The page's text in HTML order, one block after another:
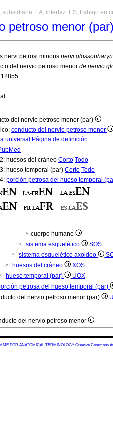
LA, interfaz: ES, trabajo en
petroso menor
nervi petrosi minoris nervi
del nervio petroso menor de nervio
del nervio petroso menor (par)
conducto del nervio petroso menor
universal Página de definición
huesos del cráneo Corto Todo
hueso temporal (par) Corto Todo
porción petrosa del hueso temporal
cuerpo humano
sistema esquelético
SOS
sistema esquelético axoideo
huesos del cráneo
XOS
hueso temporal (par)
UOX
petrosa del hueso temporal (par)
del nervio petroso menor (par)
del nervio petroso menor
FOR ANATOMICAL TERMINOLOGY Creative Commons